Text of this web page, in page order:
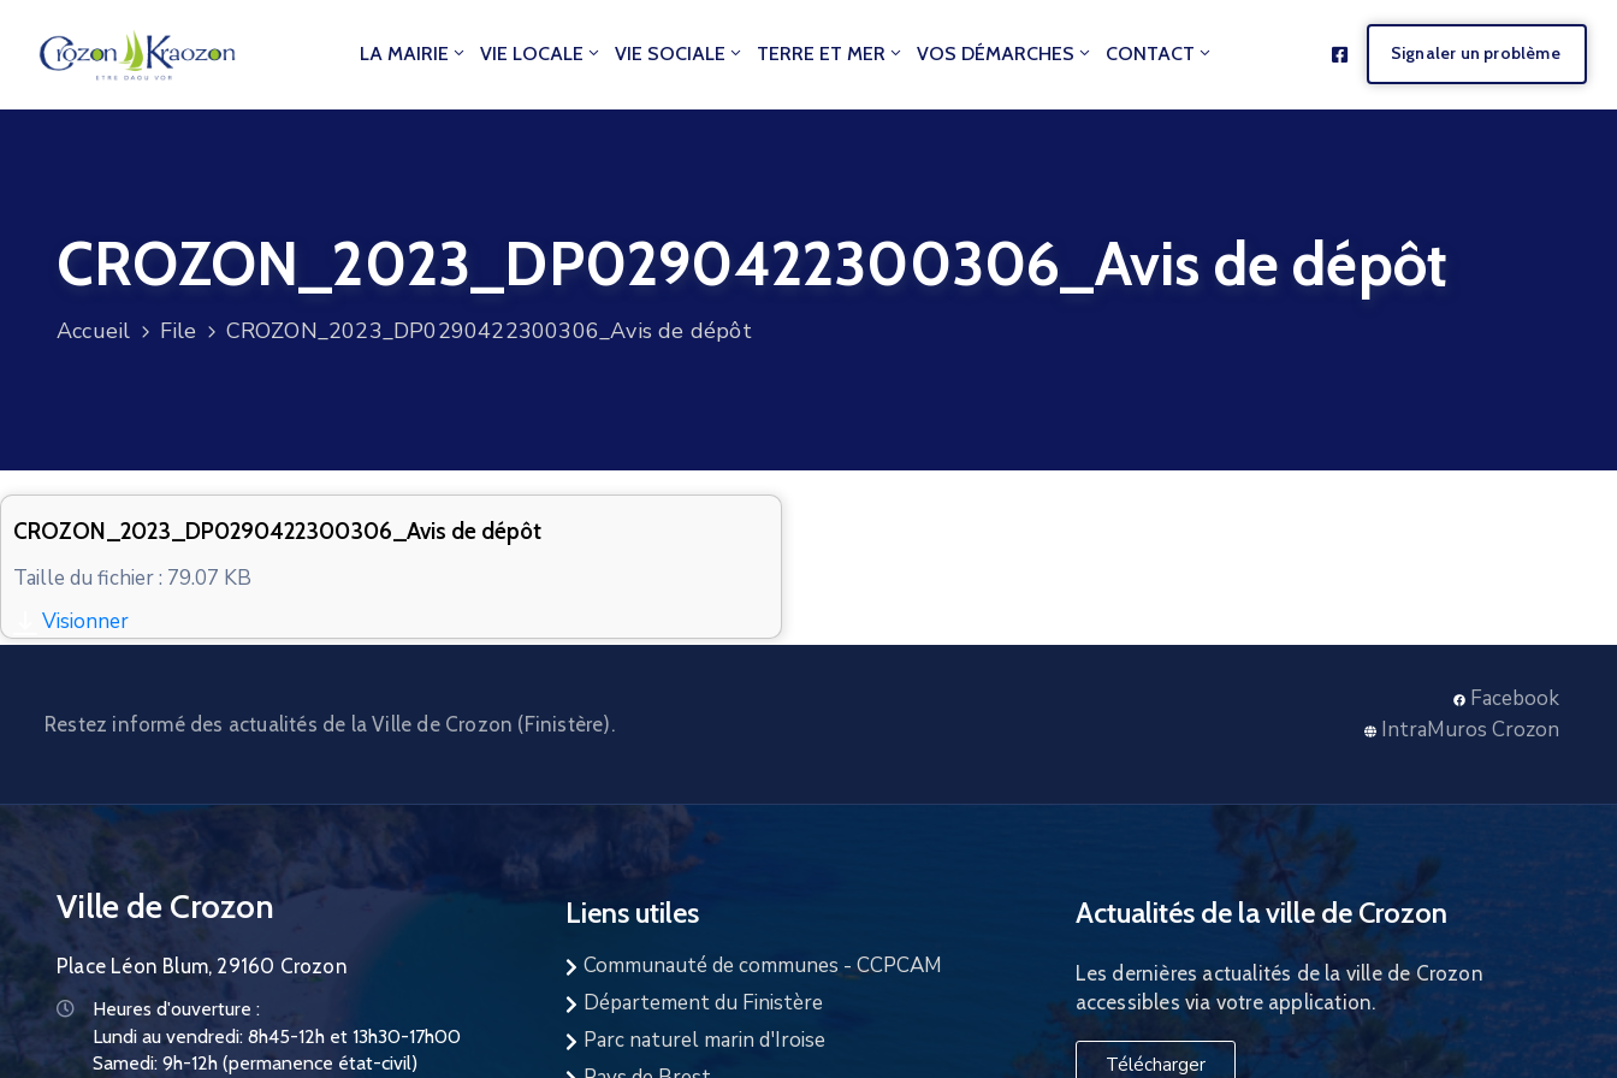
LA MAIRIE VIE LOCALE VIE SOCIALE TERRE ET MER VOS DÉMARCHES CONTACT Signaler un problème
CROZON_2023_DP0290422300306_Avis de dépôt
Accueil File CROZON_2023_DP0290422300306_Avis de dépôt
CROZON_2023_DP0290422300306_Avis de dépôt
Taille du fichier : 79.07 KB
Visionner
Restez informé des actualités de la Ville de Crozon (Finistère).
Facebook
IntraMuros Crozon
Ville de Crozon
Place Léon Blum, 29160 Crozon
Heures d'ouverture :
Lundi au vendredi: 8h45-12h et 13h30-17h00
Samedi: 9h-12h (permanence état-civil)
Liens utiles
Communauté de communes - CCPCAM
Département du Finistère
Parc naturel marin d'Iroise
Actualités de la ville de Crozon
Les dernières actualités de la ville de Crozon
accessibles via votre application.
Télécharger